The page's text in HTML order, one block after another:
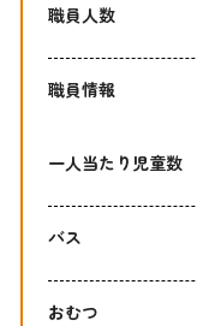
職員人数
職員情報
一人当たり児童数
バス
おむつ